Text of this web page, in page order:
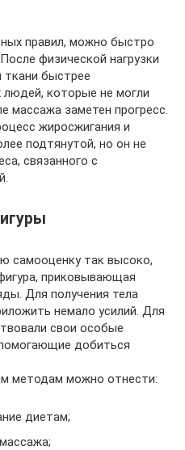
правил, можно быстро
физической нагрузки
быстрее
людей, которые не могли
массажа заметен прогресс.
жиросжигания и
подтянутой, но он не
связанного с
самооценку так высоко,
приковывающая
Для получения тела
немало усилий. Для
свои особые
добиться
методам можно отнести:
диетам;